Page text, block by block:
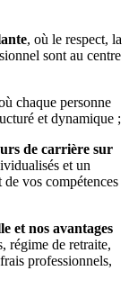
, où le respect, la
sont au centre
chaque personne
et dynamique ;
de carrière sur
et un
vos compétences
et nos avantages
régime de retraite,
professionnels,